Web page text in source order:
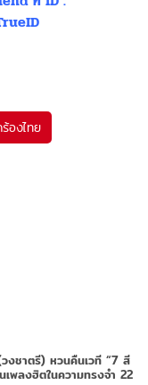
องไทย
ชาตรี) หวนคืนเวที “7 สี
เพลงฮิตในความทรงจำ 22